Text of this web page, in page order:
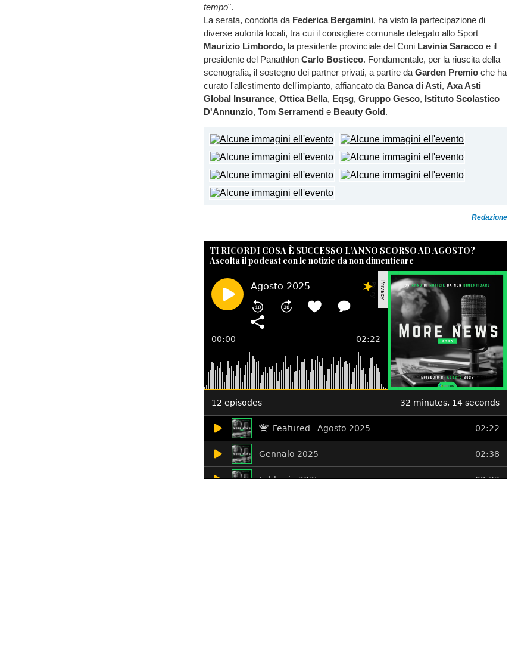
tempo".
La serata, condotta da Federica Bergamini, ha visto la partecipazione di
diverse autorità locali, tra cui il consigliere comunale delegato allo Sport
Maurizio Limbordo, la presidente provinciale del Coni Lavinia Saracco e il
presidente del Panathlon Carlo Bosticco. Fondamentale, per la riuscita della
scenografia, il sostegno dei partner privati, a partire da Garden Premio che ha
curato l'allestimento dell'impianto, affiancato da Banca di Asti, Axa Asti
Global Insurance, Ottica Bella, Eqsg, Gruppo Gesco, Istituto Scolastico
D'Annunzio, Tom Serramenti e Beauty Gold.
Redazione
TI RICORDI COSA È SUCCESSO L’ANNO SCORSO AD AGOSTO?
Ascolta il podcast con le notizie da non dimenticare